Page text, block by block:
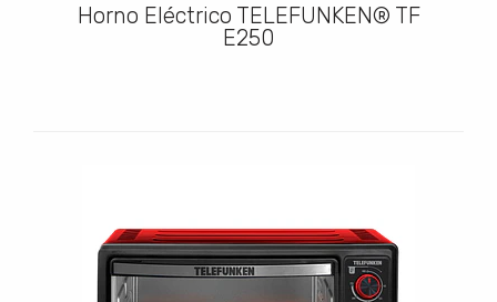
Horno Eléctrico TELEFUNKEN® TF
E250